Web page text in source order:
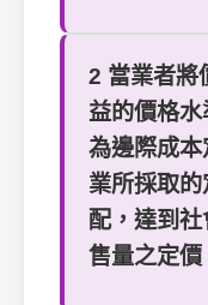
2 當業者將
益的價格
為邊際成
業所採取
配，達到
售量之定價